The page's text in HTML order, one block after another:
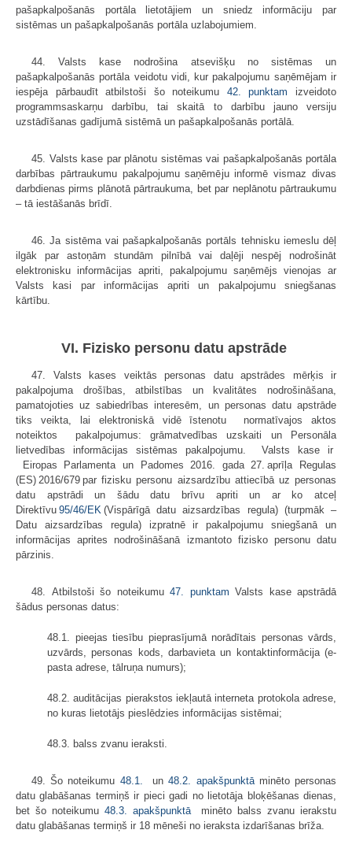
pašapkalpošanās portāla lietotājiem un sniedz informāciju par
sistēmas un pašapkalpošanās portāla uzlabojumiem.
44. Valsts kase nodrošina atsevišķu no sistēmas un
pašapkalpošanās portāla veidotu vidi, kur pakalpojumu saņēmējam ir
iespēja pārbaudīt atbilstoši šo noteikumu 42. punktam izveidoto
programmsaskarņu darbību, tai skaitā to darbību jauno versiju
uzstādīšanas gadījumā sistēmā un pašapkalpošanās portālā.
45. Valsts kase par plānotu sistēmas vai pašapkalpošanās portāla
darbības pārtraukumu pakalpojumu saņēmēju informē vismaz divas
darbdienas pirms plānotā pārtraukuma, bet par neplānotu pārtraukumu
– tā iestāšanās brīdī.
46. Ja sistēma vai pašapkalpošanās portāls tehnisku iemeslu dēļ
ilgāk par astoņām stundām pilnībā vai daļēji nespēj nodrošināt
elektronisku informācijas apriti, pakalpojumu saņēmējs vienojas ar
Valsts kasi par informācijas apriti un pakalpojumu sniegšanas
kārtību.
VI. Fizisko personu datu apstrāde
47. Valsts kases veiktās personas datu apstrādes mērķis ir
pakalpojuma drošības, atbilstības un kvalitātes nodrošināšana,
pamatojoties uz sabiedrības interesēm, un personas datu apstrāde
tiks veikta, lai elektroniskā vidē īstenotu normatīvajos aktos
noteiktos pakalpojumus: grāmatvedības uzskaiti un Personāla
lietvedības informācijas sistēmas pakalpojumu. Valsts kase ir
Eiropas Parlamenta un Padomes 2016. gada 27. aprīļa Regulas
(ES) 2016/679 par fizisku personu aizsardzību attiecībā uz personas
datu apstrādi un šādu datu brīvu apriti un ar ko atceļ
Direktīvu 95/46/EK (Vispārīgā datu aizsardzības regula) (turpmāk –
Datu aizsardzības regula) izpratnē ir pakalpojumu sniegšanā un
informācijas aprites nodrošināšanā izmantoto fizisko personu datu
pārzinis.
48. Atbilstoši šo noteikumu 47. punktam Valsts kase apstrādā
šādus personas datus:
48.1. pieejas tiesību pieprasījumā norādītais personas vārds,
uzvārds, personas kods, darbavieta un kontaktinformācija (e-
pasta adrese, tālruņa numurs);
48.2. auditācijas pierakstos iekļautā interneta protokola adrese,
no kuras lietotājs pieslēdzies informācijas sistēmai;
48.3. balss zvanu ieraksti.
49. Šo noteikumu 48.1. un48.2. apakšpunktāminēto personas
datu glabāšanas termiņš ir pieci gadi no lietotāja bloķēšanas dienas,
bet šo noteikumu 48.3. apakšpunktā​​​​​​​ minēto balss zvanu ierakstu
datu glabāšanas termiņš ir 18 mēneši no ieraksta izdarīšanas brīža.